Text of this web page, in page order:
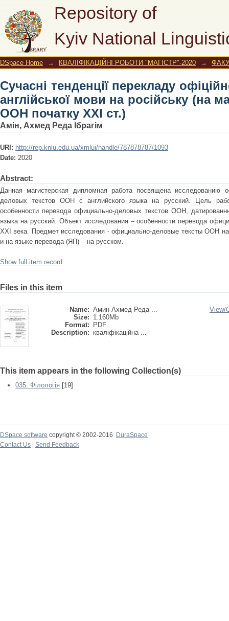
Repository of
Kyiv National
Сучасні тенденції перекладу
російську (на матеріалі
DSpace Home → КВАЛІФІКАЦІЙНІ РОБОТИ "МАГІСТР"-2020 →
Сучасні тенденції перекладу
англійської мови на російську (на
ООН початку ХХI ст.)
Амін, Ахмед Реда Ібрагім
URI: http://rep.knlu.edu.ua/xmlui/handle/787878787/1093
Date: 2020
Abstract:
Данная магистерская дипломная работа посвящена исследованию
деловых текстов ООН с английского языка на русский. Цель
особенности перевода официально-деловых текстов ООН,
языка на русский. Объект исследования – особенности перевода
XXI века. Предмет исследования - официально-деловые тексты ООН
и на языке перевода (ЯП) – на русском.
Show full item record
Files in this item
Name: Амин Ахмед Реда ...
Size: 1.160Mb
Format:
PDF
Description: кваліфікаційна ...
View/
This item appears in the following Collection(s)
035. Філологія [19]
DSpace software copyright © 2002-2016
DuraSpace
Contact Us
Send Feedback